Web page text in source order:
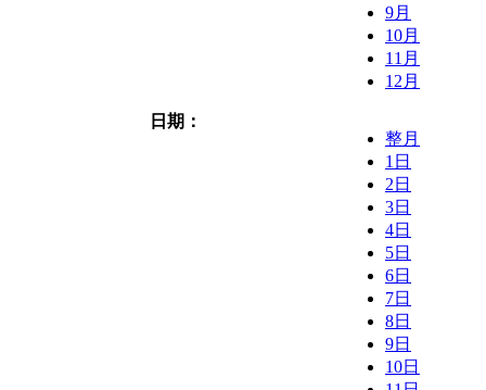
9月
10月
11月
12月
日期：
整月
1日
2日
3日
4日
5日
6日
7日
8日
9日
10日